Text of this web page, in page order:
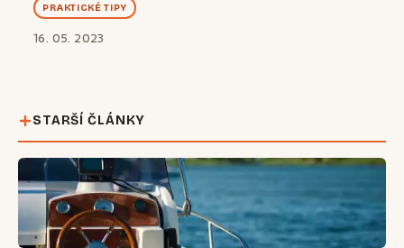
PRAKTICKÉ TIPY
16. 05. 2023
STARŠÍ ČLÁNKY